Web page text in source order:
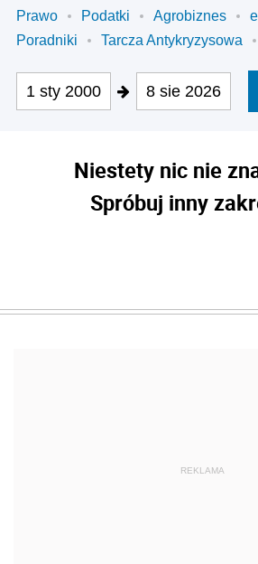
Prawo
Podatki Agrobiznes
Poradniki
Tarcza Antykryzysowa
1 sty 2000 8 sie 2026
Niestety nic nie
Spróbuj inny
REKLAMA